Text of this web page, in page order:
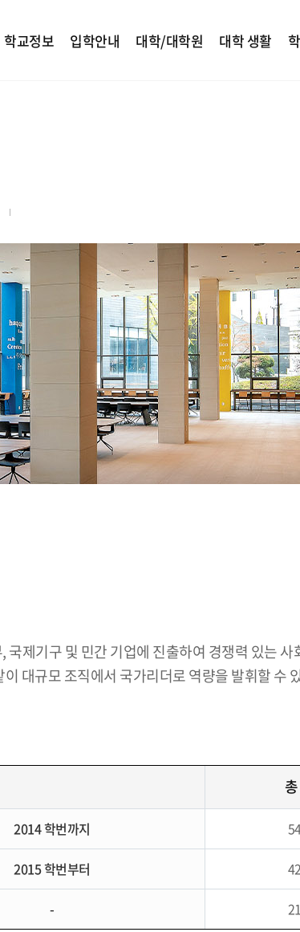
학교정보 입학안내 대학/대학원 대학 생활
제기구 및 민간 기업에 진출하여 경쟁력 있는
대규모 조직에서 국가리더로 역량을 발휘할 수
2014 학번까지
2015 학번부터
-